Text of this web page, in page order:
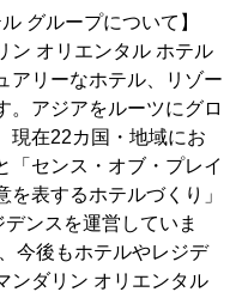
グループについて】
ン オリエンタル ホテル
アリーなホテル、リゾー
。アジアをルーツにグロ
現在22カ国・地域にお
「センス・オブ・プレイ
表するホテルづくり」
ンスを運営していま
今後もホテルやレジデ
ンダリン オリエンタル